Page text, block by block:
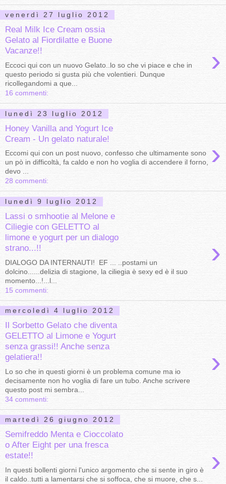
venerdì 27 luglio 2012
Real Milk Ice Cream ossia
Gelato al Fiordilatte e Buone
Vacanze!!
›
Eccoci qui con un nuovo Gelato..lo so che vi piace e che in
questo periodo si gusta più che volentieri. Dunque
ricollegandomi a que...
16 commenti:
lunedì 23 luglio 2012
Honey Vanilla and Yogurt Ice
Cream - Un gelato naturale!
›
Eccomi qui con un post nuovo, confesso che ultimamente sono
un pò in difficoltà, fa caldo e non ho voglia di accendere il forno,
devo ...
28 commenti:
lunedì 9 luglio 2012
Lassi o smhootie al Melone e
Ciliegie con GELETTO al
limone e yogurt per un dialogo
strano...!!
›
DIALOGO DA INTERNAUTI! EF ... ..postami un
dolcino......delizia di stagione, la ciliegia è sexy ed è il suo
momento...!...l...
15 commenti:
mercoledì 4 luglio 2012
Il Sorbetto Gelato che diventa
GELETTO al Limone e Yogurt
senza grassi!! Anche senza
gelatiera!!
›
Lo so che in questi giorni è un problema comune ma io
decisamente non ho voglia di fare un tubo. Anche scrivere
questo post mi sembra...
34 commenti:
martedì 26 giugno 2012
Semifreddo Menta e Cioccolato
o After Eight per una fresca
estate!!
›
In questi bollenti giorni l'unico argomento che si sente in giro è
il caldo..tutti a lamentarsi che si soffoca, che si muore, che s...